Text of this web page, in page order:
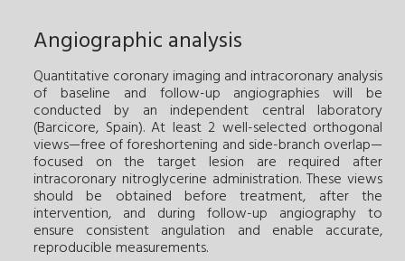
Angiographic analysis
Quantitative coronary imaging and intracoronary analysis
of baseline and follow-up angiographies will be
conducted by an independent central laboratory
(Barcicore, Spain). At least 2 well-selected orthogonal
views—free of foreshortening and side-branch overlap—
focused on the target lesion are required after
intracoronary nitroglycerine administration. These views
should be obtained before treatment, after the
intervention, and during follow-up angiography to
ensure consistent angulation and enable accurate,
reproducible measurements.